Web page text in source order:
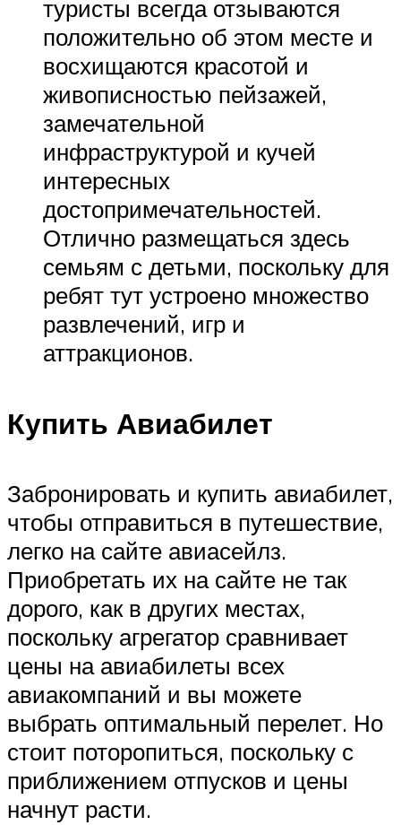
туристы всегда отзываются
положительно об этом месте и
восхищаются красотой и
живописностью пейзажей,
замечательной
инфраструктурой и кучей
интересных
достопримечательностей.
Отлично размещаться здесь
семьям с детьми, поскольку для
ребят тут устроено множество
развлечений, игр и
аттракционов.
Купить Авиабилет
Забронировать и купить авиабилет,
чтобы отправиться в путешествие,
легко на сайте авиасейлз.
Приобретать их на сайте не так
дорого, как в других местах,
поскольку агрегатор сравнивает
цены на авиабилеты всех
авиакомпаний и вы можете
выбрать оптимальный перелет. Но
стоит поторопиться, поскольку с
приближением отпусков и цены
начнут расти.